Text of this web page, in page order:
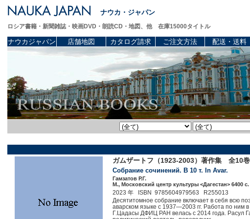
ナウカ・ジャパン
ロシア書籍・新聞雑誌・映画DVD・朗読CD・地図、他 在庫15000タイトル
ナウカジャパン 店舗地図 カタログ請求 ご注文方法 配送・送料
ガムザートフ（1923-2003）著作集 全10巻
Собрание сочинений. В 10 т. In Avar.
Гамзатов Р.Г.
М., Московский центр культуры <Дагестан> 6400 c.
2023 年 ISBN 9785604979563 R255013
Десятитомное собрание включает в себя всю
аварском языке с 1937—2003 гг. Работа по ним
Г.Цадасы ДФИЦ РАН велась с 2014 года. Расул